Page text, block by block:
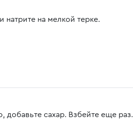
натрите на мелкой терке.
добавьте сахар. Взбейте еще раз.